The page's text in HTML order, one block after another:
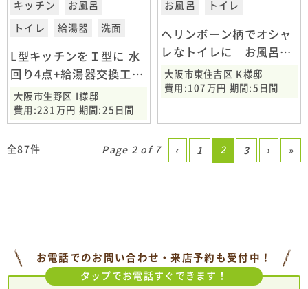
キッチン お風呂
トイレ 給湯器 洗面
L型キッチンをＩ型に 水
回り4点+給湯器交換工
事 大阪市生野区
大阪市生野区 I様邸
費用:231万円 期間:25日間
お風呂 トイレ
ヘリンボーン柄でオシャ
レなトイレに お風呂ト
イレコンロ交換工事 大
阪市東住吉区
大阪市東住吉区 K様邸
費用:107万円 期間:5日間
全87件 Page 2 of 7 ‹ 1 2 3 › »
お電話でのお問い合わせ・来店予約も受付中！
タップでお電話すぐできます！